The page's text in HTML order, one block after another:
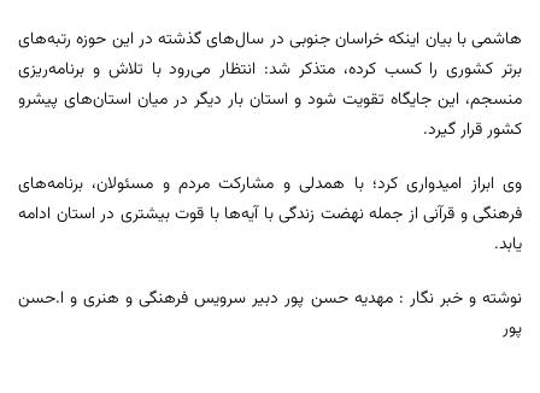
هاشمی با بیان اینکه خراسان جنوبی در سال‌های گذشته در این حوزه رتبه‌های
برتر کشوری را کسب کرده، متذکر شد: انتظار می‌رود با تلاش و برنامه‌ریزی
منسجم، این جایگاه تقویت شود و استان بار دیگر در میان استان‌های پیشرو
کشور قرار گیرد.
وی ابراز امیدواری کرد؛ با همدلی و مشارکت مردم و مسئولان، برنامه‌های
فرهنگی و قرآنی از جمله نهضت زندگی با آیه‌ها با قوت بیشتری در استان ادامه
یابد.
نوشته و خبر نگار : مهدیه حسن پور دبیر سرویس فرهنگی و هنری و ا.حسن
پور